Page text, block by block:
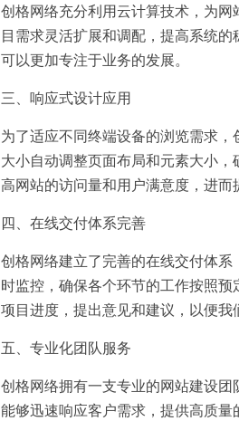
创格网络充分利用云计算技术，为
目需求灵活扩展和调配，提高系统
可以更加专注于业务的发展。
三、响应式设计应用
为了适应不同终端设备的浏览需求
大小自动调整页面布局和元素大小
高网站的访问量和用户满意度，进而
四、在线交付体系完善
创格网络建立了完善的在线交付体
时监控，确保各个环节的工作按照
项目进度，提出意见和建议，以便我
五、专业化团队服务
创格网络拥有一支专业的网站建设
能够迅速响应客户需求，提供高质